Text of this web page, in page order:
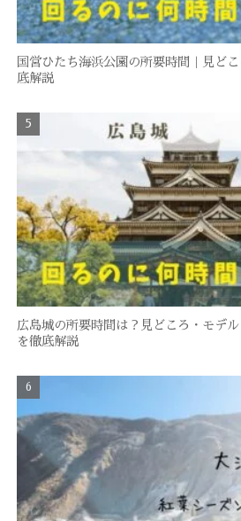
国営ひたち海浜公園の所要時間｜見ど
底解説
広島城の所要時間は？見どころ・モデ
を徹底解説